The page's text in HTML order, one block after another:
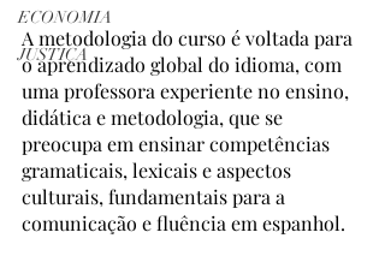
ECONOMIA
JUSTIÇA
A metodologia do curso é voltada para
o aprendizado global do idioma, com
uma professora experiente no ensino,
didática e metodologia, que se
preocupa em ensinar competências
gramaticais, lexicais e aspectos
culturais, fundamentais para a
comunicação e fluência em espanhol.